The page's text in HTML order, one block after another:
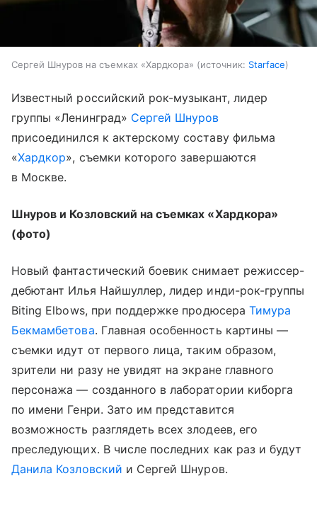
Сергей Шнуров на съемках «Хардкора» источник: Starface
Известный российский рок-музыкант, лидер
группы «Ленинград» Сергей Шнуров
присоединился к актерскому составу фильма
«Хардкор», съемки которого завершаются
в Москве.
Шнуров и Козловский на съемках «Хардкора»
(фото)
Новый фантастический боевик снимает режиссер-
дебютант Илья Найшуллер, лидер инди-рок-группы
Biting Elbows, при поддержке продюсера Тимура
Бекмамбетова. Главная особенность картины —
съемки идут от первого лица, таким образом,
зрители ни разу не увидят на экране главного
персонажа — созданного в лаборатории киборга
по имени Генри. Зато им представится
возможность разглядеть всех злодеев, его
преследующих. В числе последних как раз и будут
Данила Козловский и Сергей Шнуров.